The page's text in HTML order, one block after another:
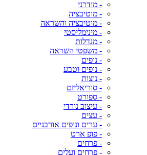
- מודרני
- מוטיבציה
- מוטיבציה והשראה
- מינימליסטי
- מנדלות
- משפטי השראה
- נופים
- נופים וטבע
- נוצות
- סוריאליזם
- ספורט
- עיצוב נורדי
- עצים
- ערים ונופים אורבניים
- פופ ארט
- פרחים
- פרחים ועלים